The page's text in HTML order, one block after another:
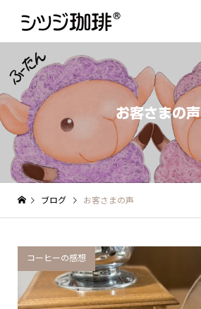
お客さまの声
ブログ お客さまの声
コーヒーの感想